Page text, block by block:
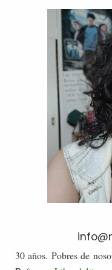
30 años. Pobres de